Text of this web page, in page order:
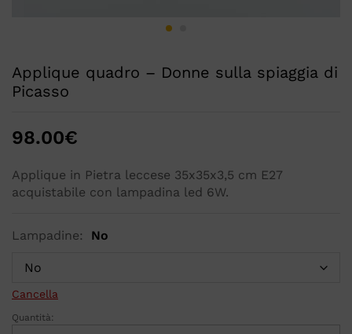
Applique quadro – Donne sulla spiaggia di
Picasso
98.00€
Applique in Pietra leccese 35x35x3,5 cm E27
acquistabile con lampadina led 6W.
Lampadine: No
Cancella
Quantità: